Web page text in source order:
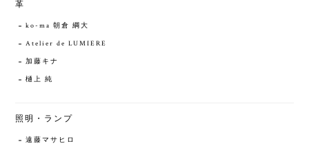
革
ko-ma 朝倉 綱大
Atelier de LUMIERE
加藤キナ
樋上 純
照明・ランプ
遠藤マサヒロ